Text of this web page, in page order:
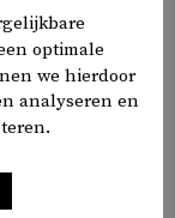
van verzet
van het
miljoen
optimale
we hierdoor
analyseren en